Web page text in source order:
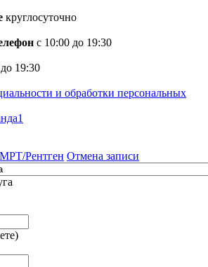
круглосуточно
с 10:00 до 19:30
19:30
и обработки персональных
Рентген Отмена записи